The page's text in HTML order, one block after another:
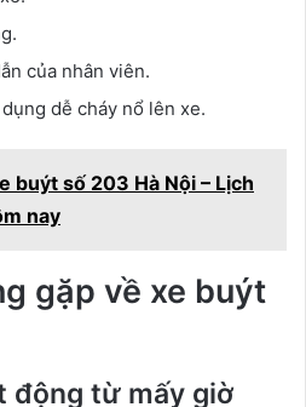
của nhân viên.
dễ cháy nổ lên xe.
buýt số 203 Hà Nội – Lịch
nay
gặp về xe buýt
động từ mấy giờ